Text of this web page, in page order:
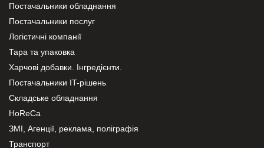
Постачальники обладнання
Постачальники послуг
Логістичні компанії
Тара та упаковка
Харчові добавки. Інгредієнти.
Постачальники IT-рішень
Складське обладнання
HoReCa
ЗМІ, Агенції, реклама, поліграфія
Транспорт